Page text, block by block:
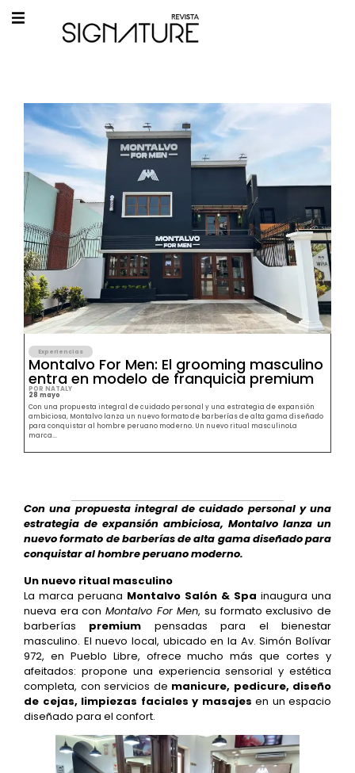
Experiencias
Montalvo For Men: El grooming masculino
entra en modelo de franquicia premium
POR NATALY
28 mayo
Con una propuesta integral de cuidado personal y una estrategia de expansión
ambiciosa, Montalvo lanza un nuevo formato de barberías de alta gama diseñado
para conquistar al hombre peruano moderno. Un nuevo ritual masculinoLa
marca...
Con una propuesta integral de cuidado personal y una
estrategia de expansión ambiciosa, Montalvo lanza un
nuevo formato de barberías de alta gama diseñado para
conquistar al hombre peruano moderno.
Un nuevo ritual masculino
La marca peruana Montalvo Salón & Spa inaugura una
nueva era con Montalvo For Men, su formato exclusivo de
barberías premium pensadas para el bienestar
masculino. El nuevo local, ubicado en la Av. Simón Bolívar
972, en Pueblo Libre, ofrece mucho más que cortes y
afeitados: propone una experiencia sensorial y estética
completa, con servicios de manicure, pedicure, diseño
de cejas, limpiezas faciales y masajes en un espacio
diseñado para el confort.